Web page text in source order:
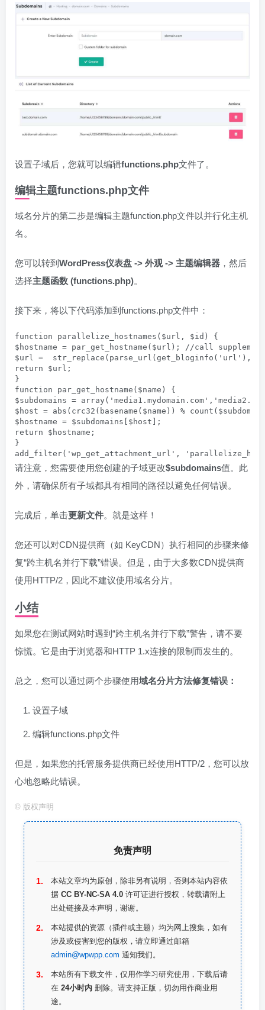
设置子域后，您就可以编辑functions.php文件了。
编辑主题functions.php文件
域名分片的第二步是编辑主题function.php文件以并行化主机
名。
您可以转到 WordPress仪表盘 -> 外观 -> 主题编辑器 ，然后
选择主题函数 (functions.php)。
接下来，将以下代码添加到functions.php文件中：
function parallelize_hostnames($url, $id) {
$hostname = par_get_hostname($url); //call
$url =  str_replace(parse_url(get_bloginfo('url'),
return $url;
}
function par_get_hostname($name) {
$subdomains =
$host = abs(crc32(basename($name)) %
$hostname = $subdomains[$host];
return $hostname;
}
add_filter('wp_get_attachment_url',
请注意，您需要使用您创建的子域更改$subdomains值。此
外，请确保所有子域都具有相同的路径以避免任何错误。
完成后，单击更新文件。就是这样！
您还可以对CDN提供商（如 KeyCDN）执行相同的步骤来修
复“跨主机名并行下载”错误。但是，由于大多数CDN提供商
使用HTTP/2，因此不建议使用域名分片。
小结
如果您在测试网站时遇到“跨主机名并行下载”警告，请不要
惊慌。它是由于浏览器和HTTP 1.x连接的限制而发生的。
总之，您可以通过两个步骤使用域名分片方法修复错误：
设置子域
编辑functions.php文件
但是，如果您的托管服务提供商已经使用HTTP/2，您可以放
心地忽略此错误。
© 版权声明
免责声明
本站文章均为原创，除非另有说明，否则本站内容依
据 CC BY-NC-SA 4.0 许可证进行授权，转载请附上
出处链接及本声明，谢谢。
本站提供的资源（插件或主题）均为网上搜集，如有
涉及或侵害到您的版权，请立即通过邮箱
admin@wpwpp.com 通知我们。
本站所有下载文件，仅用作学习研究使用，下载后请
在 24小时内 删除。请支持正版，切勿用作商业用
途。